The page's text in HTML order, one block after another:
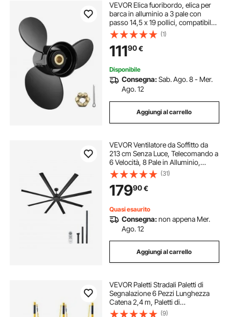
VEVOR Elica fuoribordo, elica per
barca in alluminio a 3 pale con
passo 14,5 x 19 pollici, compatibile
con Volvo Penta SX Drive tutti i
modelli, con 19 scanalature dei
denti
(1)
11190€
Disponibile
Consegna:Sab. Ago. 8 - Mer.
Ago. 12
Aggiungi al carrello
VEVOR Ventilatore da Soffitto da
213 cm Senza Luce, Telecomando a
6 Velocità, 8 Pale in Alluminio,
Motore DC Reversibile, Moderno
Ventilatore a Filo Basso per
Soggiorno, Patio Nero
(31)
17990€
Quasi esaurito
Consegna:non appena Mer.
Ago. 12
Aggiungi al carrello
VEVOR Paletti Stradali Paletti di
Segnalazione 6 Pezzi Lunghezza
Catena 2,4 m, Paletti di
Segnalazione per Marciapiedi, Set
(9)